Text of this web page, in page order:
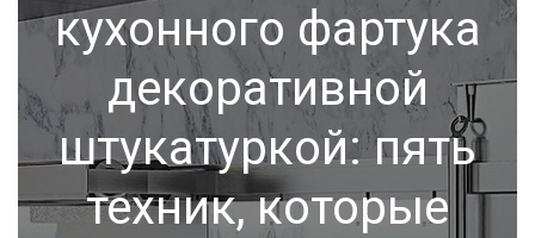
кухонного фартука
декоративной
штукатуркой: пять
техник, которые